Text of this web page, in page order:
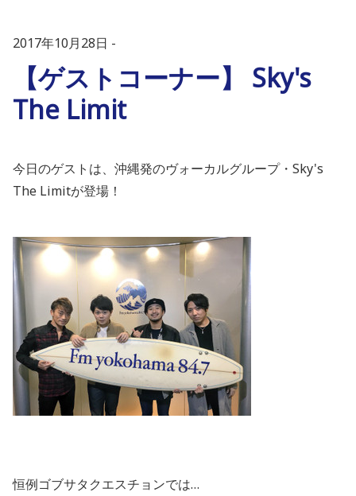
2017年10月28日
【ゲストコーナー】 Sky's
The Limit
今日のゲストは、沖縄発のヴォーカルグループ・Sky's
The Limitが登場！
恒例ゴブサタクエスチョンでは…